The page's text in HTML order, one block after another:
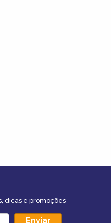
dicas e promoções